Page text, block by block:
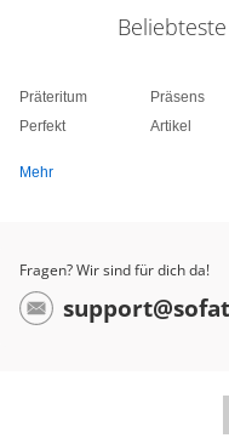
Präteritum
Perfekt
Präsens
Artikel
Mehr
Fragen? Wir sind für dich da!